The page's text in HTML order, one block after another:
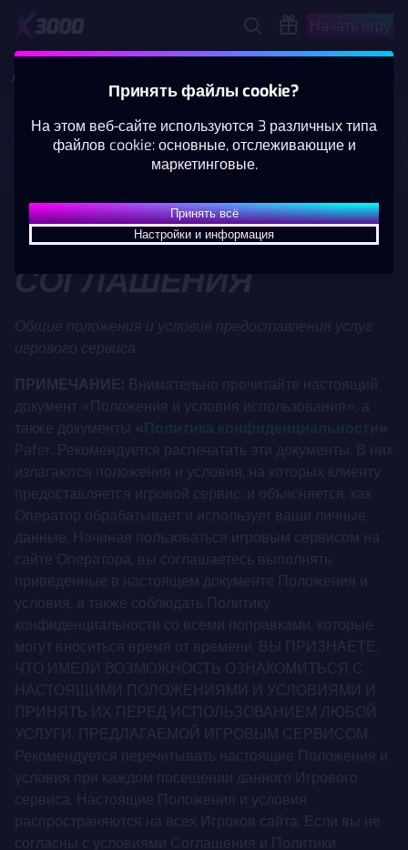
Начать игру
Условия и положения Политика конфиденциальности
Версия: 1.7 Опубликовано: 16.03.2026
УСЛОВИЯ
СОГЛАШЕНИЯ
Общие положения и условия предоставления услуг
игрового сервиса
ПРИМЕЧАНИЕ: Внимательно прочитайте настоящий
документ «Положения и условия использования», а
также документы «Политика конфиденциальности »
Pafer. Рекомендуется распечатать эти документы. В них
излагаются положения и условия, на которых клиенту
предоставляется игровой сервис, и объясняется, как
Оператор обрабатывает и использует ваши личные
данные. Начиная пользоваться игровым сервисом на
сайте Оператора, вы соглашаетесь выполнять
приведенные в настоящем документе Положения и
условия, а также соблюдать Политику
конфиденциальности со всеми поправками, которые
могут вноситься время от времени. ВЫ ПРИЗНАЕТЕ,
ЧТО ИМЕЛИ ВОЗМОЖНОСТЬ ОЗНАКОМИТЬСЯ С
НАСТОЯЩИМИ ПОЛОЖЕНИЯМИ И УСЛОВИЯМИ И
ПРИНЯТЬ ИХ ПЕРЕД ИСПОЛЬЗОВАНИЕМ ЛЮБОЙ
УСЛУГИ, ПРЕДЛАГАЕМОЙ ИГРОВЫМ СЕРВИСОМ.
Рекомендуется перечитывать настоящие Положения и
условия при каждом посещении данного Игрового
сервиса. Настоящие Положения и условия
распространяются на всех Игроков сайта. Если вы не
согласны с условиями Соглашения и Политики
Принять файлы cookie?
На этом веб-сайте используются 3 различных типа
файлов cookie: основные, отслеживающие и
маркетинговые.
Принять всё
Настройки и информация